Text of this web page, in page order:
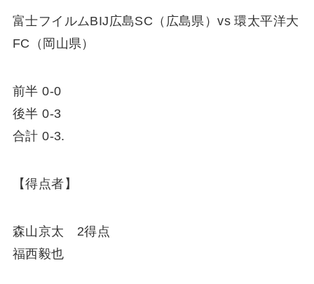
富士フイルムBIJ広島SC（広島県）vs 環太平洋大
FC（岡山県）
前半 0-0
後半 0-3
合計 0-3.
【得点者】
森山京太 2得点
福西毅也